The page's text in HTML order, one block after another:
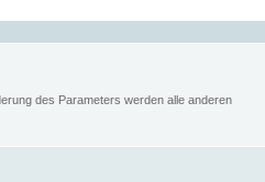
des Parameters werden alle anderen